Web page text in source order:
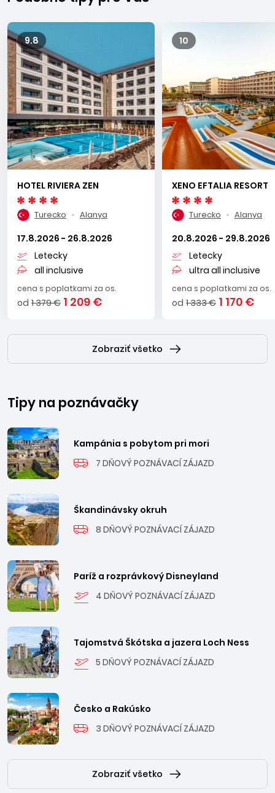
9.8
HOTEL RIVIERA ZEN
Turecko Alanya
17.8.2026 - 26.8.2026
Letecky
all inclusive
cena s poplatkami za os.
od 1 379 € 1 209 €
10
XENO EFTALIA RESORT
Turecko Alanya
20.8.2026 - 29.8.2026
Letecky
ultra all inclusive
cena s poplatkami za os.
od 1 333 € 1 170 €
Zobraziť všetko
Tipy na poznávačky
Kampánia s pobytom pri mori
7 DŇOVÝ POZNÁVACÍ ZÁJAZD
Škandinávsky okruh
8 DŇOVÝ POZNÁVACÍ ZÁJAZD
Paríž a rozprávkový Disneyland
4 DŇOVÝ POZNÁVACÍ ZÁJAZD
Tajomstvá Škótska a jazera Loch Ness
5 DŇOVÝ POZNÁVACÍ ZÁJAZD
Česko a Rakúsko
3 DŇOVÝ POZNÁVACÍ ZÁJAZD
Zobraziť všetko